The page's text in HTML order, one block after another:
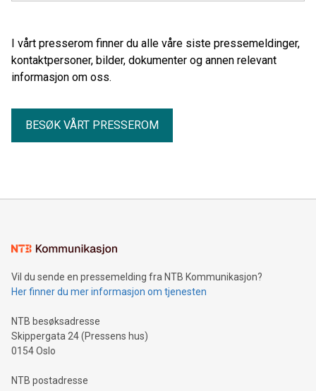
I vårt presserom finner du alle våre siste pressemeldinger,
kontaktpersoner, bilder, dokumenter og annen relevant
informasjon om oss.
BESØK VÅRT PRESSEROM
Vil du sende en pressemelding fra NTB Kommunikasjon?
Her finner du mer informasjon om tjenesten
NTB besøksadresse
Skippergata 24 (Pressens hus)
0154 Oslo
NTB postadresse